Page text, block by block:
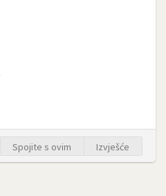
Spojite s ovim Izvješće